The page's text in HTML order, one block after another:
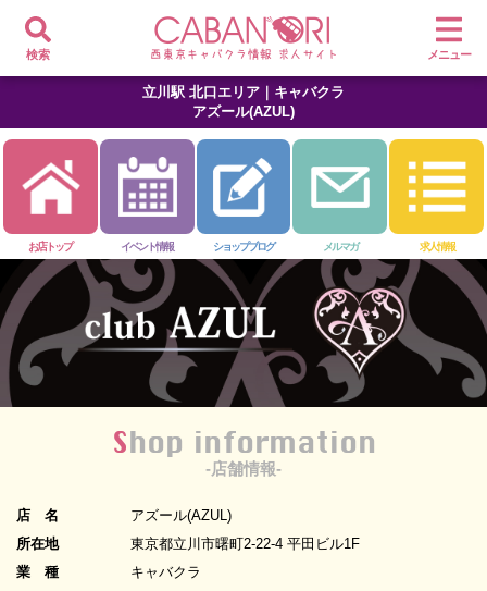
検索 メニュー
立川駅 北口エリア｜キャバクラ
アズール(AZUL)
お店トップ イベント情報 ショップブログ メルマガ 求人情報
Shop information
-店舗情報-
店 名
アズール(AZUL)
所在地
東京都立川市曙町2-22-4 平田ビル1F
業 種
キャバクラ